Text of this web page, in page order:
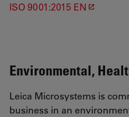
ISO 9001:2015 EN
Environmental,
Leica Microsystems is
business in an